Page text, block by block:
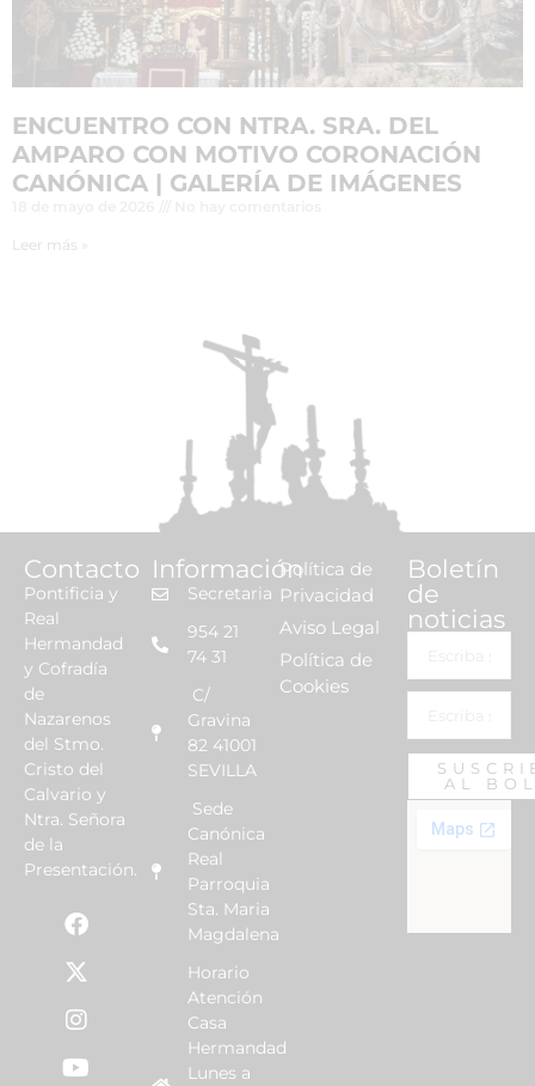
ENCUENTRO CON NTRA. SRA. DEL
AMPARO CON MOTIVO CORONACIÓN
CANÓNICA | GALERÍA DE IMÁGENES
Leer más »
Contacto
Pontificia y
Real
Hermandad
y Cofradía
de
Nazarenos
del Stmo.
Cristo del
Calvario y
Ntra. Señora
de la
Presentación.
Información
Secretaria
954 21
74 31
C/
Gravina
82 41001
SEVILLA
Sede
Canónica
Real
Parroquia
Sta. Maria
Magdalena
Horario
Atención
Casa
Hermandad
Lunes a
Política de
Privacidad
Aviso Legal
Política de
Cookies
Boletín
de
noticias
AL